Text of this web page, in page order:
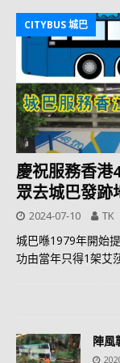
CITYBUS 城巴
慶祝服務香港
眾去城巴發跡
2024-07-10 TK
城巴喺1979年開始
功由當年只得1架艾
陣風